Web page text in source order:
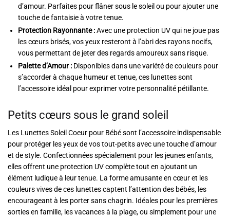
d’amour. Parfaites pour flâner sous le soleil ou pour ajouter une
touche de fantaisie à votre tenue.
Protection Rayonnante :Avec une protection UV qui ne joue pas
les cœurs brisés, vos yeux resteront à l’abri des rayons nocifs,
vous permettant de jeter des regards amoureux sans risque.
Palette d’Amour : Disponibles dans une variété de couleurs pour
s’accorder à chaque humeur et tenue, ces lunettes sont
l’accessoire idéal pour exprimer votre personnalité pétillante.
Petits cœurs sous le grand soleil
Les Lunettes Soleil Coeur pour Bébé sont l’accessoire indispensable
pour protéger les yeux de vos tout-petits avec une touche d’amour
et de style. Confectionnées spécialement pour les jeunes enfants,
elles offrent une protection UV complète tout en ajoutant un
élément ludique à leur tenue. La forme amusante en cœur et les
couleurs vives de ces lunettes captent l’attention des bébés, les
encourageant à les porter sans chagrin. Idéales pour les premières
sorties en famille, les vacances à la plage, ou simplement pour une